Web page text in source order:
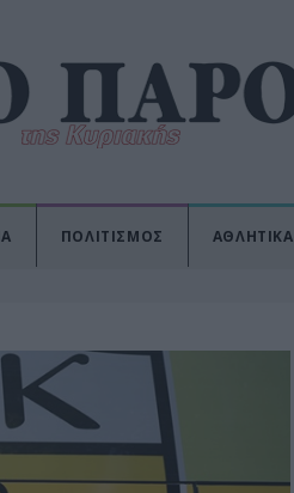
ΠΟΛΙΤΙΣΜΟΣ ΑΘΛΗΤΙΚΑ